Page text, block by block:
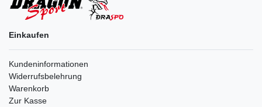
Einkaufen
Kundeninformationen
Widerrufsbelehrung
Warenkorb
Zur Kasse